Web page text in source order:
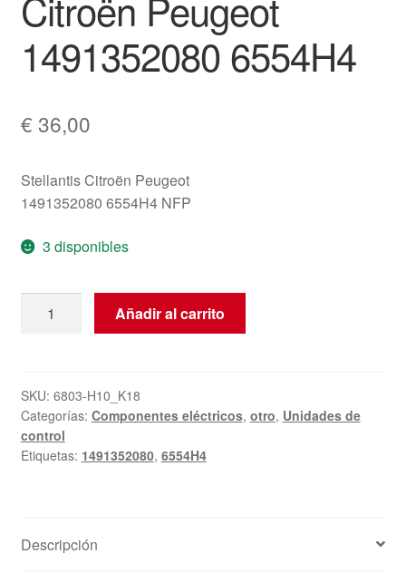
1491352080 6554H4
€ 36,00
Stellantis Citroën Peugeot
1491352080 6554H4 NFP
3 disponibles
conductor
Bitron
Citroën
Peugeot
Añadir al carrito
SKU: 6803-H10_K18
Categorías: Componentes eléctricos, otro, Unidades de
control
Etiquetas: 1491352080, 6554H4
Descripción